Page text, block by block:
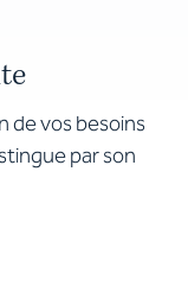
de vos besoins
par son